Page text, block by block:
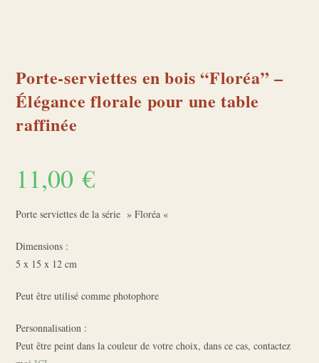
Porte-serviettes en bois “Floréa” –
Élégance florale pour une table
raffinée
11,00€
Porte serviettes de la série » Floréa «
Dimensions :
5 x 15 x 12 cm
Peut être utilisé comme photophore
Personnalisation :
Peut être peint dans la couleur de votre choix, dans ce cas, contactez